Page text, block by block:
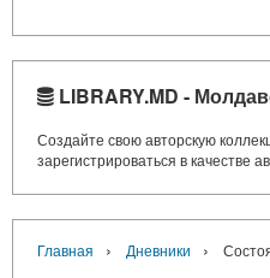
LIBRARY.MD -
Создайте свою авторскую
зарегистрироваться в качестве
Главная › Дневники ›